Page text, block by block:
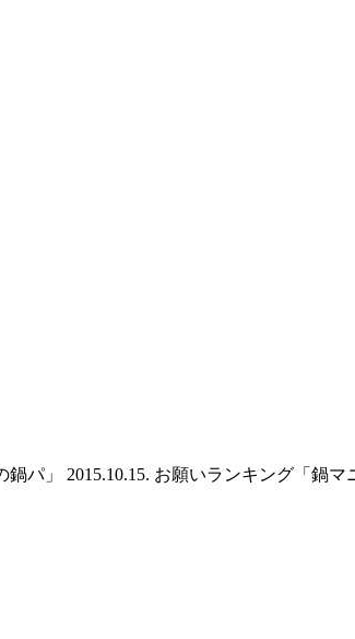
パ」 2015.10.15. お願いランキング「鍋